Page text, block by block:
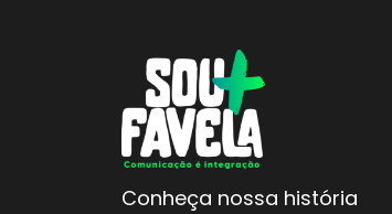
Conheça nossa história